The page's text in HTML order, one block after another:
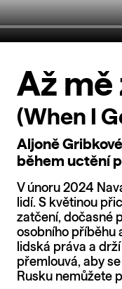
Až mě
(When I
Aljoně
během uctění
V únoru 2024
lidí. S květinou
zatčení, dočasné
osobního příběhu
lidská práva a
přemlouvá, aby
Rusku nemůžete